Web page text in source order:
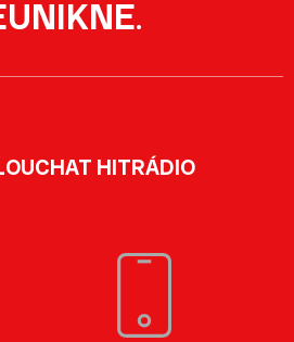
.
HITRÁDIO